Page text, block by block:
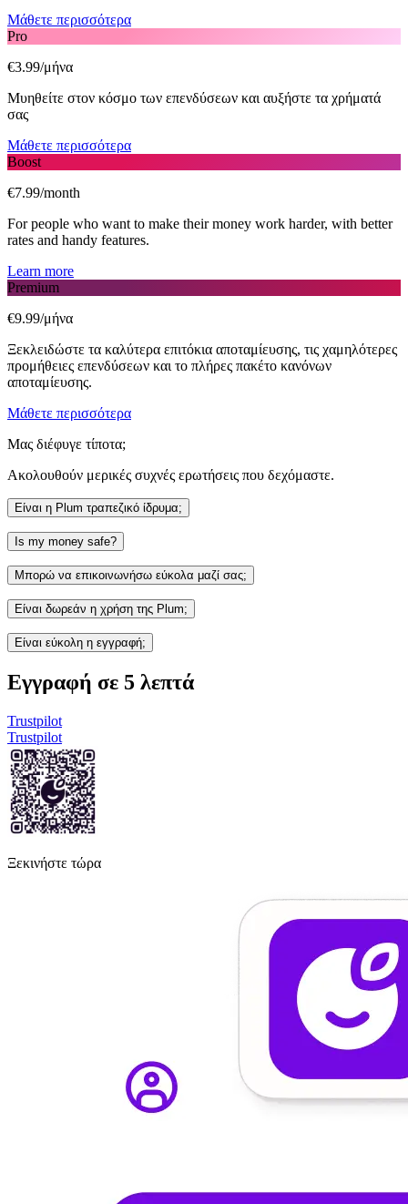
Μάθετε περισσότερα
Pro
€3.99/μήνα
Μυηθείτε στον κόσμο των επενδύσεων και αυξήστε τα χρήματά
σας
Μάθετε περισσότερα
Boost
€7.99/month
For people who want to make their money work harder, with better
rates and handy features.
Learn more
Premium
€9.99/μήνα
Ξεκλειδώστε τα καλύτερα επιτόκια αποταμίευσης, τις χαμηλότερες
προμήθειες επενδύσεων και το πλήρες πακέτο κανόνων
αποταμίευσης.
Μάθετε περισσότερα
Μας διέφυγε τίποτα;
Ακολουθούν μερικές συχνές ερωτήσεις που δεχόμαστε.
Είναι η Plum τραπεζικό ίδρυμα;
Is my money safe?
Μπορώ να επικοινωνήσω εύκολα μαζί σας;
Είναι δωρεάν η χρήση της Plum;
Είναι εύκολη η εγγραφή;
Εγγραφή σε 5 λεπτά
Trustpilot
Trustpilot
Ξεκινήστε τώρα